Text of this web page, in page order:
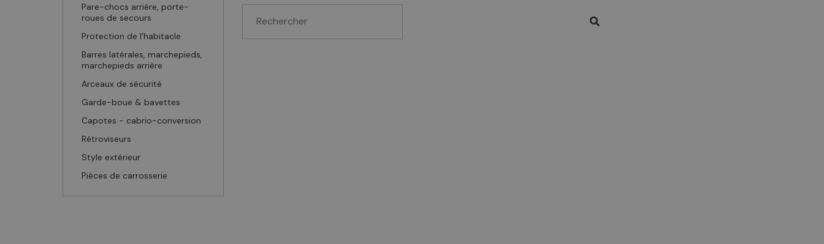
Pare-chocs arrière, porte-
roues de secours
Protection de l'habitacle
Barres latérales, marchepieds,
marchepieds arrière
Arceaux de sécurité
Garde-boue & bavettes
Capotes - cabrio-conversion
Rétroviseurs
Style extérieur
Pièces de carrosserie